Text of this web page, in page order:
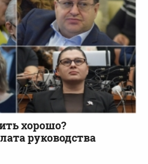
хорошо?
руководства